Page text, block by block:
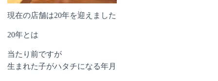
現在の店舗は20年を迎えました
20年とは
当たり前ですが
生まれた子がハタチになる年月